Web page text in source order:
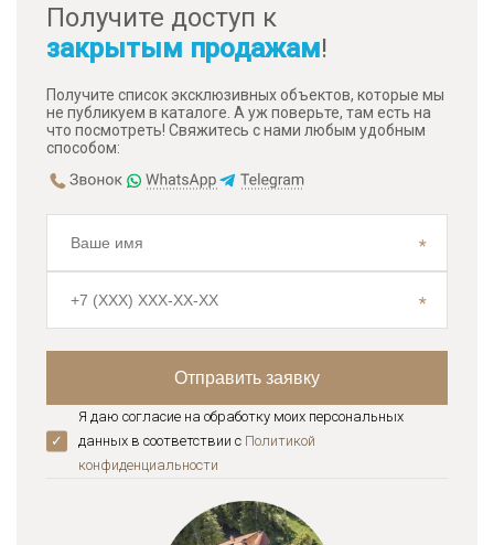
Получите доступ к
закрытым продажам!
Получите список эксклюзивных объектов, которые мы
не публикуем в каталоге. А уж поверьте, там есть на
что посмотреть! Свяжитесь с нами любым удобным
способом:
Я даю согласие на обработку моих персональных
данных в соответствии с Политикой
конфиденциальноcти